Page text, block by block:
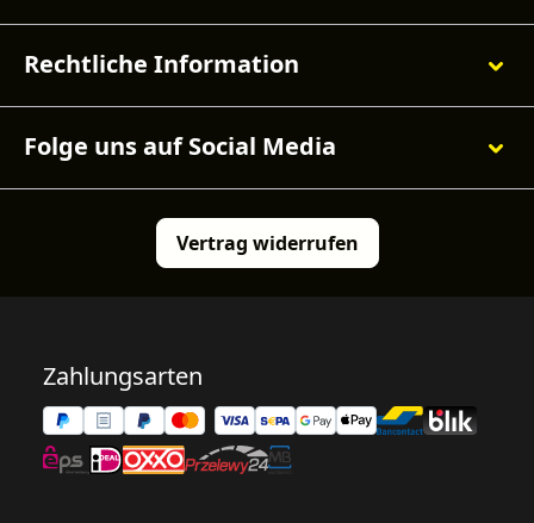
Rechtliche Information
Folge uns auf Social Media
Vertrag widerrufen
Zahlungsarten